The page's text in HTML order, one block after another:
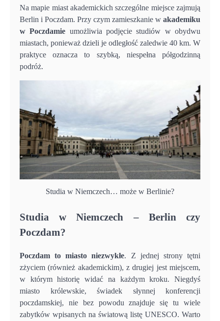
Na mapie miast akademickich szczególne miejsce zajmują
Berlin i Poczdam. Przy czym zamieszkanie w akademiku
w Poczdamie umożliwia podjęcie studiów w obydwu
miastach, ponieważ dzieli je odległość zaledwie 40 km. W
praktyce oznacza to szybką, niespełna półgodzinną
podróż.
Studia w Niemczech… może w Berlinie?
Studia w Niemczech – Berlin czy
Poczdam?
Poczdam to miasto niezwykłe. Z jednej strony tętni
zżyciem (również akademickim), z drugiej jest miejscem,
w którym historię widać na każdym kroku. Niegdyś
miasto królewskie, świadek słynnej konferencji
poczdamskiej, nie bez powodu znajduje się tu wiele
zabytków wpisanych na światową listę UNESCO. Warto